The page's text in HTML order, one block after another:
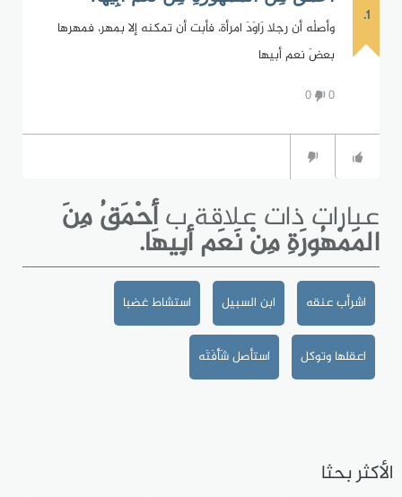
1.
وأصلُه أن رجلا رَاوَدَ امرأة، فأبت أن تمكنه إلا بمهر، فمهرها
بعضَ نعم أبيها
0
0
عبارات ذات علاقة بأحْمَقُ مِنَ
المَمْهُورَةِ مِنْ نَعَم أبِيهَا.
اشرأب عنقه ابن السبيل استشاط غضبا
اعقلها وتوكل استأصل شَأْفَتَه
الأكثر بحثا